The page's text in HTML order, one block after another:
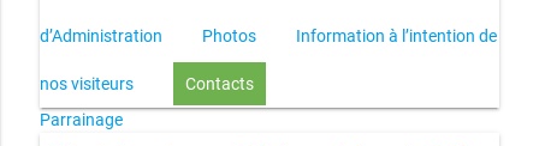
d’Administration Photos Information à l’intention de
nos visiteurs
Contacts
Parrainage